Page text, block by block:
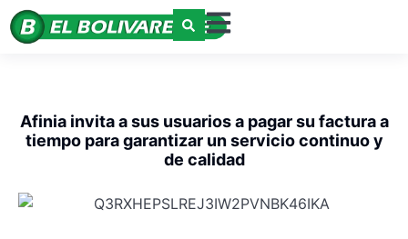
Afinia invita a sus usuarios a pagar su factura a
tiempo para garantizar un servicio continuo y
de calidad